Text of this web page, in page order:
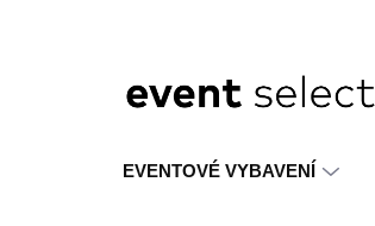
EVENTOVÉ VYBAVENÍ